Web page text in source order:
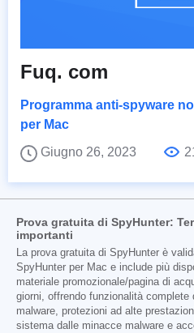
Fuq. com
Programma anti-spyware
per Mac
Giugno 26, 2023
Prova gratuita di SpyHunter:
importanti
La prova gratuita di SpyHunter è
SpyHunter per Mac e include più
materiale promozionale/pagina di
giorni, offrendo funzionalità complete
malware, protezioni ad alte
sistema dalle minacce malware e